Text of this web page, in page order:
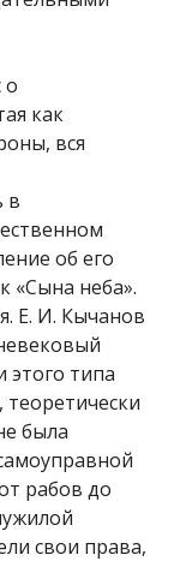
о
как
вся
в
об его
«Сына неба».
Е. И. Кычанов
этого типа
теоретически
была
рабов до
свои права,